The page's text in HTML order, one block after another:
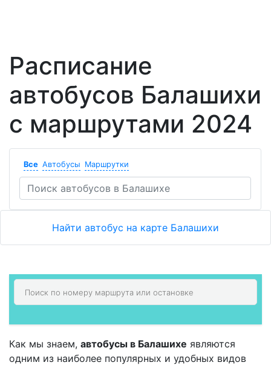
Расписание
автобусов Балашихи
с маршрутами 2024
Все Автобусы Маршрутки
Найти автобус на карте Балашихи
Как мы знаем, автобусы в Балашихе являются
одним из наиболее популярных и удобных видов